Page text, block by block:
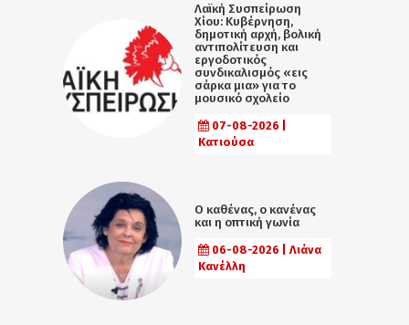
Λαϊκή Συσπείρωση
Χίου: Κυβέρνηση,
δημοτική αρχή, βολική
αντιπολίτευση και
εργοδοτικός
συνδικαλισμός «εις
σάρκα μια» για το
μουσικό σχολείο
07-08-2026 |
Κατιούσα
Ο καθένας, ο κανένας
και η οπτική γωνία
06-08-2026 | Λιάνα
Κανέλλη